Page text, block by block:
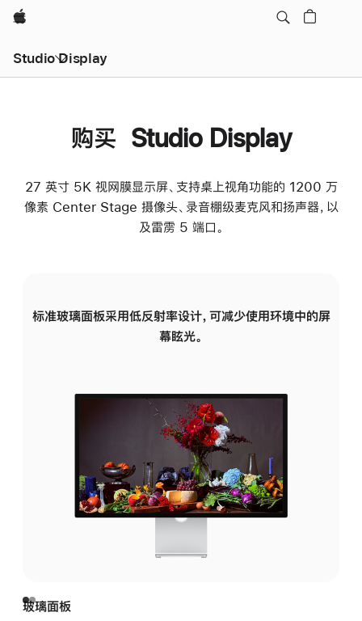
Apple
Studio Display
购买 Studio Display
27 英寸 5K 视网膜显示屏、支持桌上视角功能的 1200 万
像素 Center Stage 摄像头、录音棚级麦克风和扬声器，以
及雷雳 5 端口。
标准玻璃面板采用低反射率设计，可减少使用环境中的屏
幕眩光。
玻璃面板